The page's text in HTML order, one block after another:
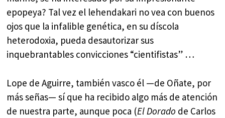
epopeya? Tal vez el lehendakari no vea con buenos
ojos que la infalible genética, en su díscola
heterodoxia, pueda desautorizar sus
inquebrantables convicciones “cientifistas” …
Lope de Aguirre, también vasco él —de Oñate, por
más señas— sí que ha recibido algo más de atención
de nuestra parte, aunque poca (El Dorado de Carlos